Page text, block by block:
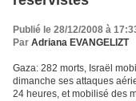
Publié le 28/12/2008 à
Par Adriana EVANGELIZT
Gaza: 282 morts, Israël
dimanche ses attaques
24 heures, et mobilisé des